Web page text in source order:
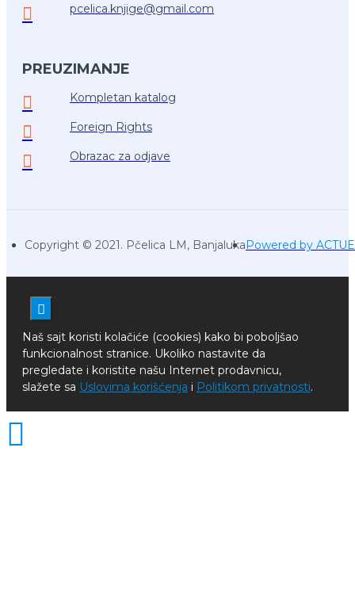
pcelica.knjige@gmail.com
PREUZIMANJE
Kompletan katalog
Foreign Rights
Obrazac za odjave
Copyright © 2021. Pčelica LM, BanjalukaPowered by
Naš sajt koristi kolačiće (cookies) kako bi poboljšao
funkcionalnost stranice. Ukoliko nastavite da
pregledate i koristite našu Internet prodavnicu,
slažete sa Uslovima korišćenja i Politikom privatnosti.